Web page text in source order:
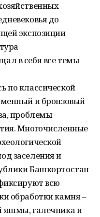
до
экспозиции
в себя все темы
по классической
и бронзовый
проблемы
Многочисленные
заселения и
Башкортостан
всю
обработки камня –
яшмы, галечника и